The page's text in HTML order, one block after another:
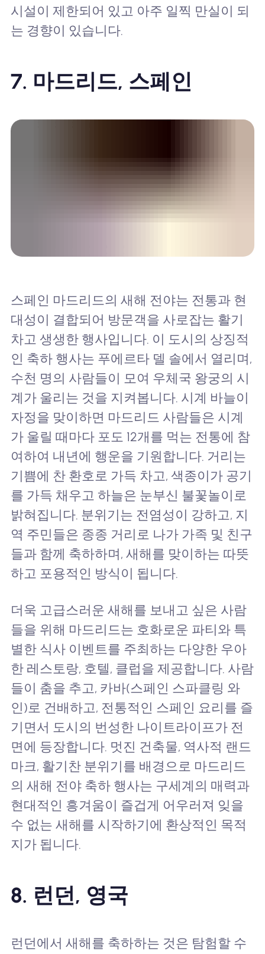
시설이 제한되어 있고 아주 일찍 만실이 되
는 경향이 있습니다.
7. 마드리드, 스페인
스페인 마드리드의 새해 전야는 전통과 현
대성이 결합되어 방문객을 사로잡는 활기
차고 생생한 행사입니다. 이 도시의 상징적
인 축하 행사는 푸에르타 델 솔에서 열리며,
수천 명의 사람들이 모여 우체국 왕궁의 시
계가 울리는 것을 지켜봅니다. 시계 바늘이
자정을 맞이하면 마드리드 사람들은 시계
가 울릴 때마다 포도 12개를 먹는 전통에 참
여하여 내년에 행운을 기원합니다. 거리는
기쁨에 찬 환호로 가득 차고, 색종이가 공기
를 가득 채우고 하늘은 눈부신 불꽃놀이로
밝혀집니다. 분위기는 전염성이 강하고, 지
역 주민들은 종종 거리로 나가 가족 및 친구
들과 함께 축하하며, 새해를 맞이하는 따뜻
하고 포용적인 방식이 됩니다.
더욱 고급스러운 새해를 보내고 싶은 사람
들을 위해 마드리드는 호화로운 파티와 특
별한 식사 이벤트를 주최하는 다양한 우아
한 레스토랑, 호텔, 클럽을 제공합니다. 사람
들이 춤을 추고, 카바(스페인 스파클링 와
인)로 건배하고, 전통적인 스페인 요리를 즐
기면서 도시의 번성한 나이트라이프가 전
면에 등장합니다. 멋진 건축물, 역사적 랜드
마크, 활기찬 분위기를 배경으로 마드리드
의 새해 전야 축하 행사는 구세계의 매력과
현대적인 흥겨움이 즐겁게 어우러져 잊을
수 없는 새해를 시작하기에 환상적인 목적
지가 됩니다.
8. 런던, 영국
런던에서 새해를 축하하는 것은 탐험할 수